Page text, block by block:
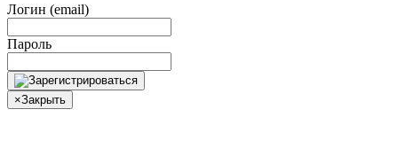
Логин (email)
Пароль
×Закрыть